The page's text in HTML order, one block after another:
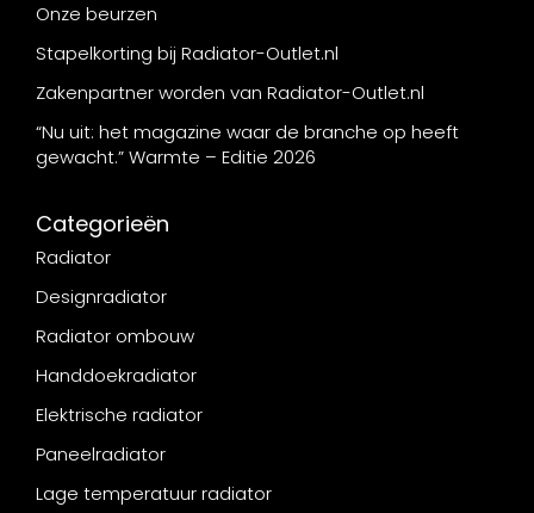
Onze beurzen
Stapelkorting bij Radiator-Outlet.nl
Zakenpartner worden van Radiator-Outlet.nl
“Nu uit: het magazine waar de branche op heeft
gewacht.” Warmte – Editie 2026
Categorieën
Radiator
Designradiator
Radiator ombouw
Handdoekradiator
Elektrische radiator
Paneelradiator
Lage temperatuur radiator